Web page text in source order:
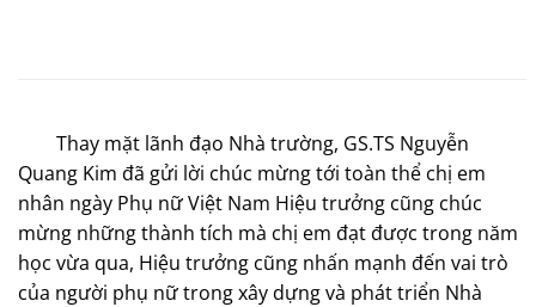
Thay mặt lãnh đạo Nhà trường, GS.TS Nguyễn
Quang Kim đã gửi lời chúc mừng tới toàn thể chị em
nhân ngày Phụ nữ Việt Nam Hiệu trưởng cũng chúc
mừng những thành tích mà chị em đạt được trong năm
học vừa qua, Hiệu trưởng cũng nhấn mạnh đến vai trò
của người phụ nữ trong xây dựng và phát triển Nhà